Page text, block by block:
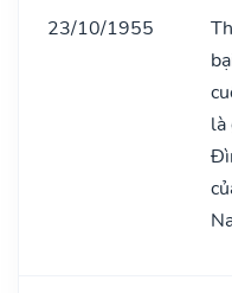
23/10/1955
là